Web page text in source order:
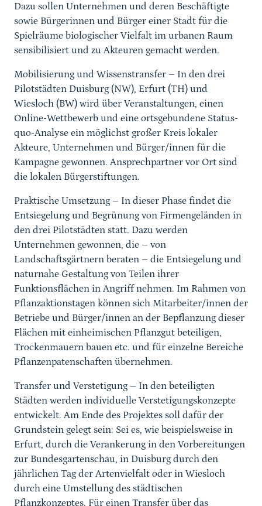
Dazu sollen Unternehmen und deren Beschäftigte
sowie Bürgerinnen und Bürger einer Stadt für die
Spielräume biologischer Vielfalt im urbanen Raum
sensibilisiert und zu Akteuren gemacht werden.
Mobilisierung und Wissenstransfer – In den drei
Pilotstädten Duisburg (NW), Erfurt (TH) und
Wiesloch (BW) wird über Veranstaltungen, einen
Online-Wettbewerb und eine ortsgebundene Status-
quo-Analyse ein möglichst großer Kreis lokaler
Akteure, Unternehmen und Bürger/innen für die
Kampagne gewonnen. Ansprechpartner vor Ort sind
die lokalen Bürgerstiftungen.
Praktische Umsetzung – In dieser Phase findet die
Entsiegelung und Begrünung von Firmengeländen in
den drei Pilotstädten statt. Dazu werden
Unternehmen gewonnen, die – von
Landschaftsgärtnern beraten – die Entsiegelung und
naturnahe Gestaltung von Teilen ihrer
Funktionsflächen in Angriff nehmen. Im Rahmen von
Pflanzaktionstagen können sich Mitarbeiter/innen der
Betriebe und Bürger/innen an der Bepflanzung dieser
Flächen mit einheimischen Pflanzgut beteiligen,
Trockenmauern bauen etc. und für einzelne Bereiche
Pflanzenpatenschaften übernehmen.
Transfer und Verstetigung – In den beteiligten
Städten werden individuelle Verstetigungskonzepte
entwickelt. Am Ende des Projektes soll dafür der
Grundstein gelegt sein: Sei es, wie beispielsweise in
Erfurt, durch die Verankerung in den Vorbereitungen
zur Bundesgartenschau, in Duisburg durch den
jährlichen Tag der Artenvielfalt oder in Wiesloch
durch eine Umstellung des städtischen
Pflanzkonzeptes. Für einen Transfer über das